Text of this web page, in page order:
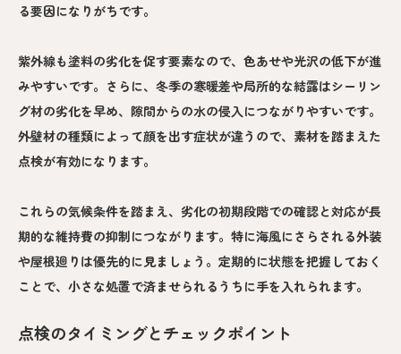
る要因になりがちです。
紫外線も塗料の劣化を促す要素なので、色あせや光沢の低下が進
みやすいです。さらに、冬季の寒暖差や局所的な結露はシーリン
グ材の劣化を早め、隙間からの水の侵入につながりやすいです。
外壁材の種類によって顔を出す症状が違うので、素材を踏まえた
点検が有効になります。
これらの気候条件を踏まえ、劣化の初期段階での確認と対応が長
期的な維持費の抑制につながります。特に海風にさらされる外装
や屋根廻りは優先的に見ましょう。定期的に状態を把握しておく
ことで、小さな処置で済ませられるうちに手を入れられます。
点検のタイミングとチェックポイント